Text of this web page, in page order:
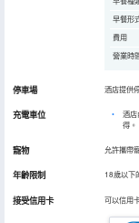
早餐形
費用
營業時
停車場 酒店提供
充電車位 •
酒店
得。
寵物 允許攜帶
年齡限制 18歲以下
接受信用卡 可以信用